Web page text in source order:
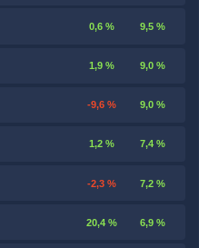
0,6 % 9,5 %
1,9 % 9,0 %
-9,6 % 9,0 %
1,2 % 7,4 %
-2,3 % 7,2 %
20,4 % 6,9 %